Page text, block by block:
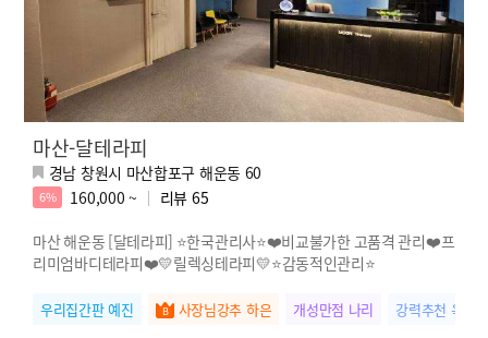
마산-달테라피
경남 창원시 마산합포구 해운동 60
6% 160,000 ~ 리뷰 65
마산 해운동 [달테라피] ⭐한국관리사⭐❤️비교불가한 고품격 관리❤️프
리미엄바디테라피❤️💛릴렉싱테라피💛⭐감동적인관리⭐
우리집간판 예진 사장님강추 하은 개성만점 나리 강력추천 옥순